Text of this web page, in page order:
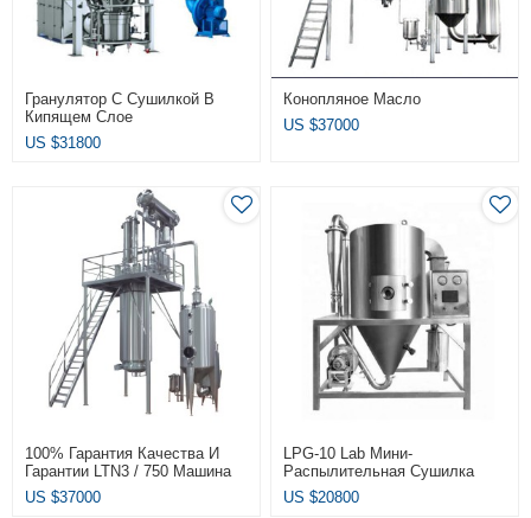
Гранулятор С Сушилкой В
Кипящем Слое
US $31800
Конопляное Масло
US $37000
100% Гарантия Качества И
Гарантии LTN3 / 750 Машина
Для Извлечения И
Концентрирования CBD
US $37000
LPG-10 Lab Мини-
Распылительная Сушилка
Для Молочного Порошка
Растворимого Кофе
US $20800